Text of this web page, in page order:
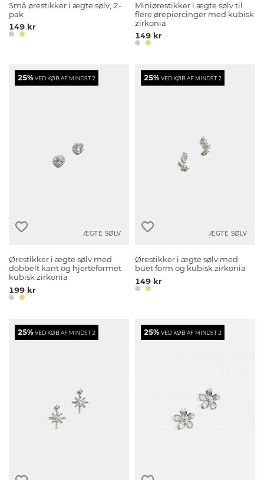
Små ørestikker i ægte sølv, 2-
pak
149 kr
Miniørestikker i ægte sølv til
flere ørepiercinger med kubisk
zirkonia
149 kr
25%VED KØB AF MINDST 2
ÆGTE SØLV
Ørestikker i ægte sølv med
dobbelt kant og hjerteformet
kubisk zirkonia
199 kr
25%VED KØB AF MINDST 2
ÆGTE SØLV
Ørestikker i ægte sølv med
buet form og kubisk zirkonia
149 kr
25%VED KØB AF MINDST 2 25%VED KØB AF MINDST 2